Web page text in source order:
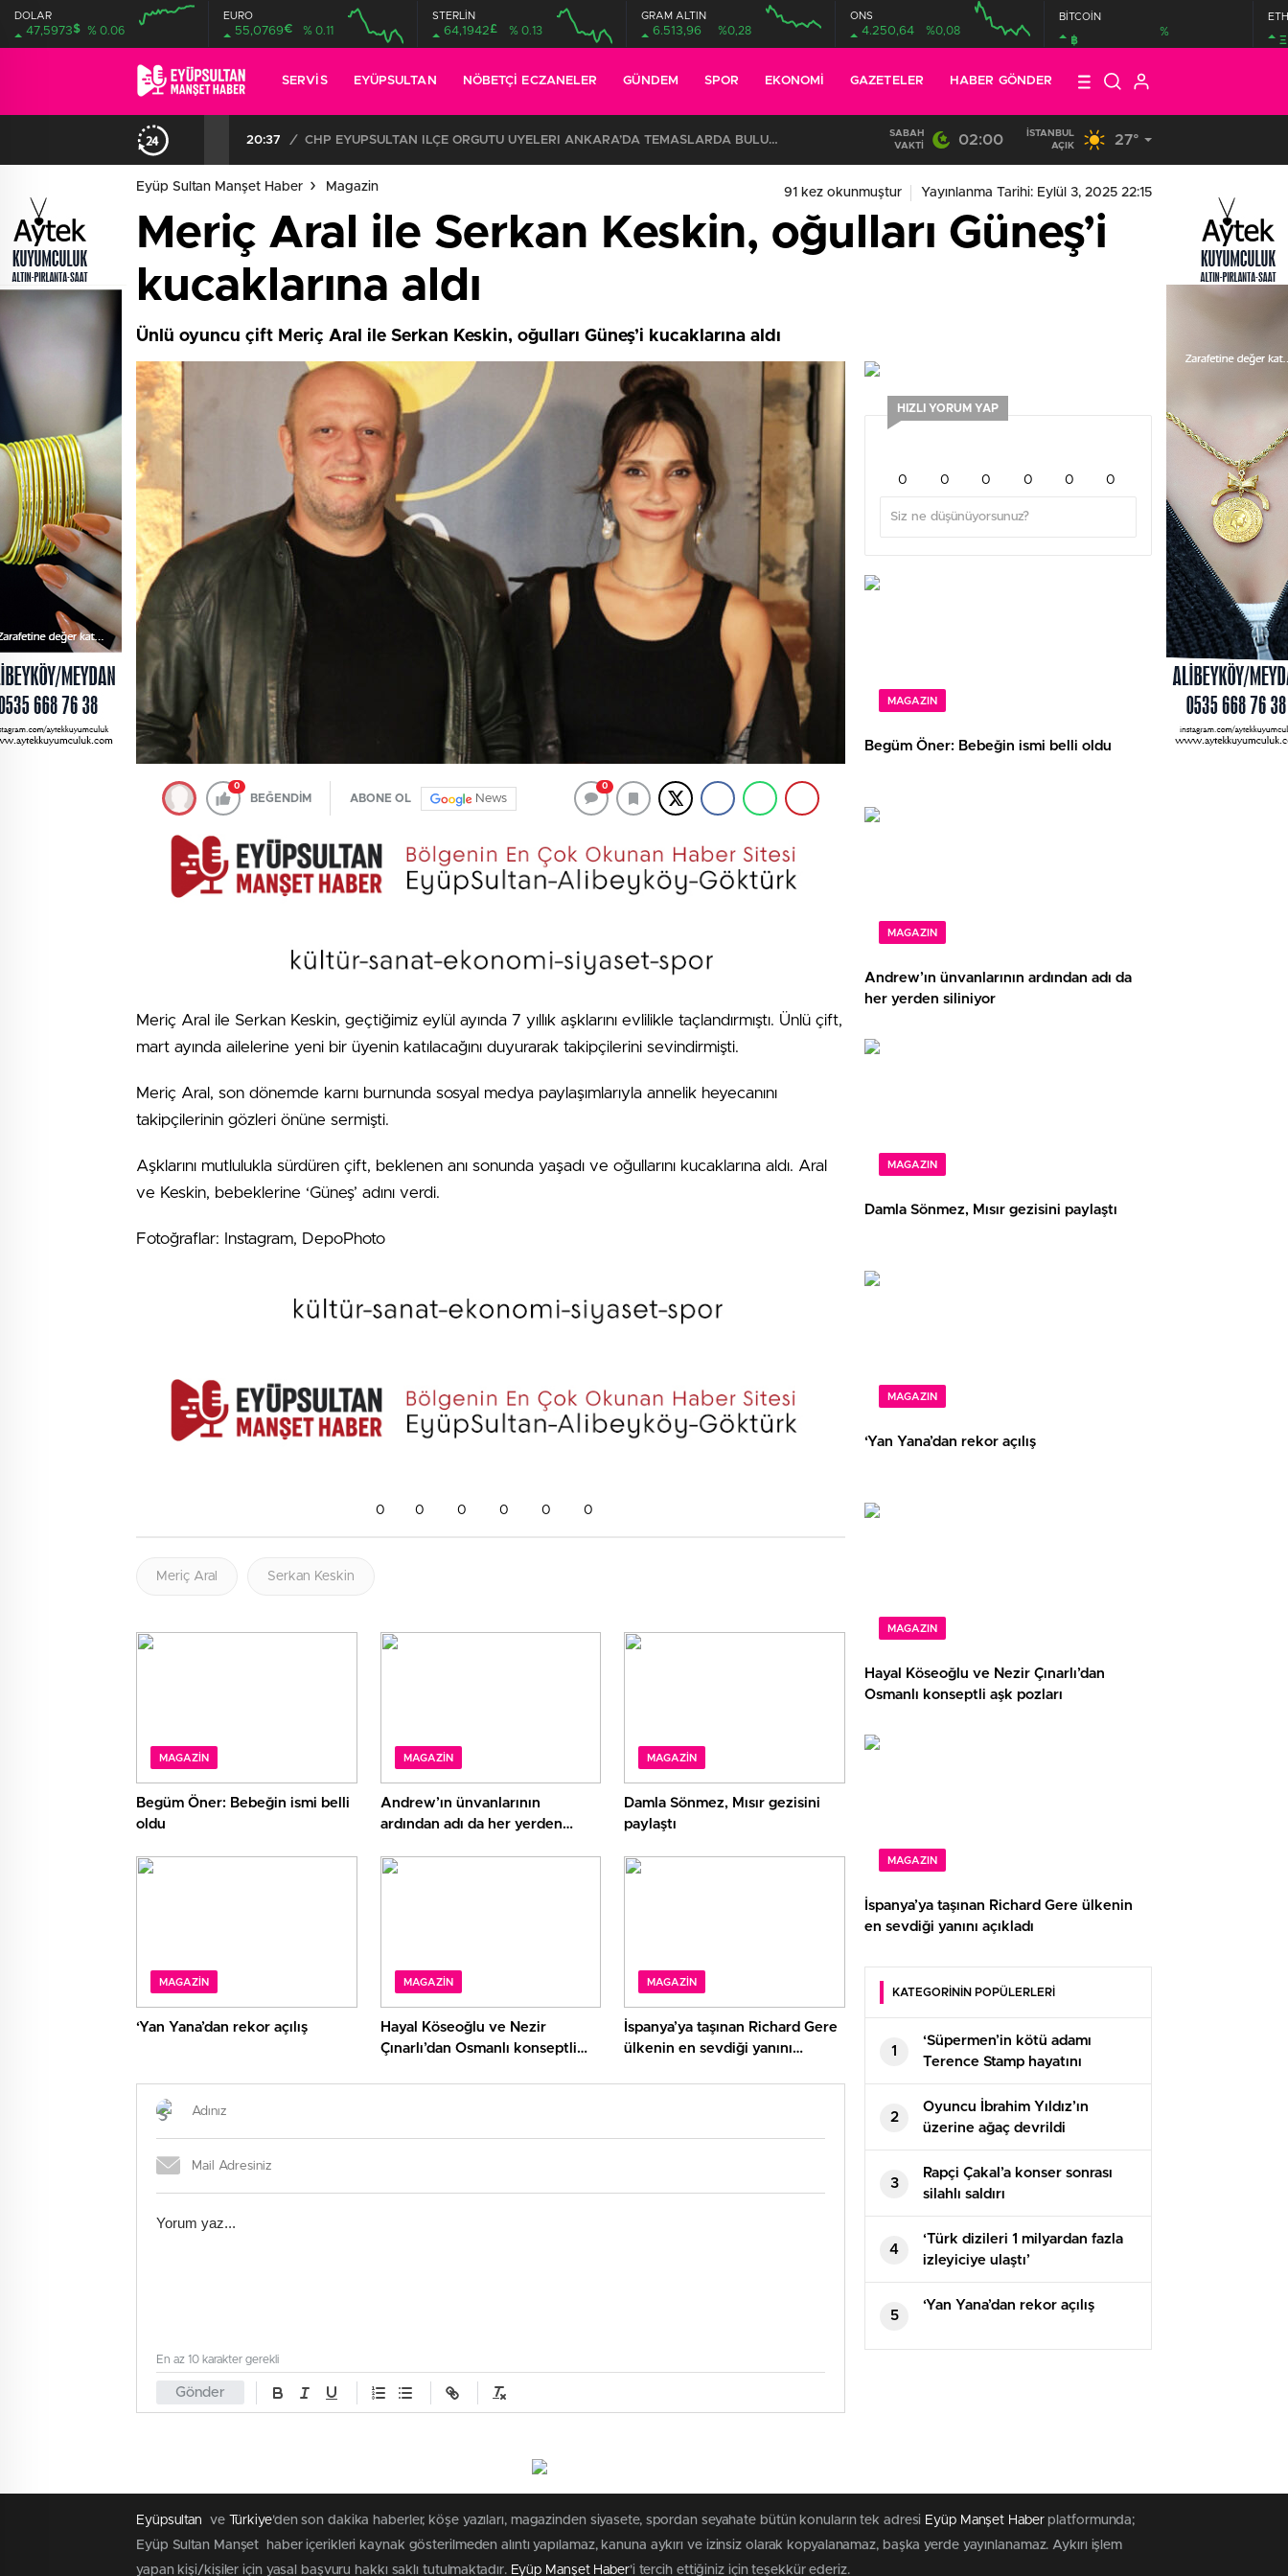
DOLAR
47,5973$ % 0.06
EURO
55,0769€ % 0.11
STERLİN
64,1942£ % 0.13
GRAM ALTIN
6.513,96 %0,28
ONS
4.250,64 %0,08
BİTCOİN
฿
%
Ξ
SERVIS EYÜPSULTAN NÖBETÇI ECZANELER GÜNDEM SPOR EKONOMI GAZETELER HABER GÖNDER
20:37 / CHP EYÜPSULTAN İLÇE ÖRGÜTÜ ÜYELERİ ANKARA’DA TEMASLARDA BULUNDU 19:40 / MHP EYÜPSULTAN TEŞKİLATI’NIN ACI GÜNÜ
SABAH
VAKTI
02:00
İSTANBUL
AÇIK
27°
Eyüp Sultan Manşet Haber Magazin 91 kez okunmuştur Yayınlanma Tarihi: Eylül 3, 2025 22:15
Meriç Aral ile Serkan Keskin, oğulları Güneş’i
kucaklarına aldı
Ünlü oyuncu çift Meriç Aral ile Serkan Keskin, oğulları Güneş’i kucaklarına aldı
0
BEĞENDİM ABONE OL News
0
Meriç Aral ile Serkan Keskin, geçtiğimiz eylül ayında 7 yıllık aşklarını evlilikle taçlandırmıştı. Ünlü çift,
mart ayında ailelerine yeni bir üyenin katılacağını duyurarak takipçilerini sevindirmişti.
Meriç Aral, son dönemde karnı burnunda sosyal medya paylaşımlarıyla annelik heyecanını
takipçilerinin gözleri önüne sermişti.
Aşklarını mutlulukla sürdüren çift, beklenen anı sonunda yaşadı ve oğullarını kucaklarına aldı. Aral
ve Keskin, bebeklerine ‘Güneş’ adını verdi.
Fotoğraflar: Instagram, DepoPhoto
0 0 0 0 0 0
Meriç Aral Serkan Keskin
MAGAZIN
Begüm Öner: Bebeğin ismi belli
oldu
MAGAZIN
Andrew’ın ünvanlarının
ardından adı da her yerden
MAGAZIN
Damla Sönmez, Mısır gezisini
paylaştı
MAGAZIN
‘Yan Yana’dan rekor açılış
MAGAZIN
Hayal Köseoğlu ve Nezir
Çınarlı’dan Osmanlı konseptli
MAGAZIN
İspanya’ya taşınan Richard Gere
ülkenin en sevdiği yanını
Gönder
En az 10 karakter gerekli
HIZLI YORUM YAP
0 0 0 0 0 0
MAGAZIN
Begüm Öner: Bebeğin ismi belli oldu
MAGAZIN
Andrew’ın ünvanlarının ardından adı da
her yerden siliniyor
MAGAZIN
Damla Sönmez, Mısır gezisini paylaştı
MAGAZIN
‘Yan Yana’dan rekor açılış
MAGAZIN
Hayal Köseoğlu ve Nezir Çınarlı’dan
Osmanlı konseptli aşk pozları
MAGAZIN
İspanya’ya taşınan Richard Gere ülkenin
en sevdiği yanını açıkladı
KATEGORİNİN POPÜLERLERİ
1
‘Süpermen’in kötü adamı
Terence Stamp hayatını
kaybetti
2
Oyuncu İbrahim Yıldız’ın
üzerine ağaç devrildi
3
Rapçi Çakal’a konser sonrası
silahlı saldırı
4
‘Türk dizileri 1 milyardan fazla
izleyiciye ulaştı’
5
‘Yan Yana’dan rekor açılış
Eyüpsultan ve Türkiye'den son dakika haberler, köşe yazıları, magazinden siyasete, spordan seyahate bütün konuların tek adresi Eyüp Manşet Haber platformunda;
Eyüp Sultan Manşet haber içerikleri kaynak gösterilmeden alıntı yapılamaz, kanuna aykırı ve izinsiz olarak kopyalanamaz, başka yerde yayınlanamaz. Aykırı işlem
yapan kişi/kişiler için yasal başvuru hakkı saklı tutulmaktadır. Eyüp Manşet Haber'i tercih ettiğiniz için teşekkür ederiz.